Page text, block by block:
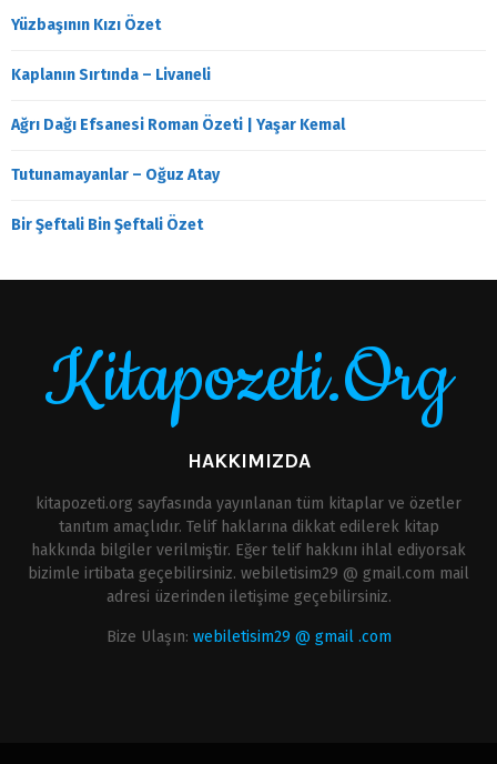
Yüzbaşının Kızı Özet
Kaplanın Sırtında – Livaneli
Ağrı Dağı Efsanesi Roman Özeti | Yaşar Kemal
Tutunamayanlar – Oğuz Atay
Bir Şeftali Bin Şeftali Özet
Kitapozeti.Org
HAKKIMIZDA
kitapozeti.org sayfasında yayınlanan tüm kitaplar ve özetler
tanıtım amaçlıdır. Telif haklarına dikkat edilerek kitap
hakkında bilgiler verilmiştir. Eğer telif hakkını ihlal ediyorsak
bizimle irtibata geçebilirsiniz. webiletisim29 @ gmail.com mail
adresi üzerinden iletişime geçebilirsiniz.
Bize Ulaşın: webiletisim29 @ gmail .com